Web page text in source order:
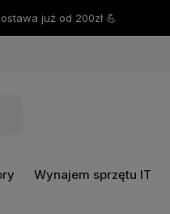
Wynajem sprzętu IT